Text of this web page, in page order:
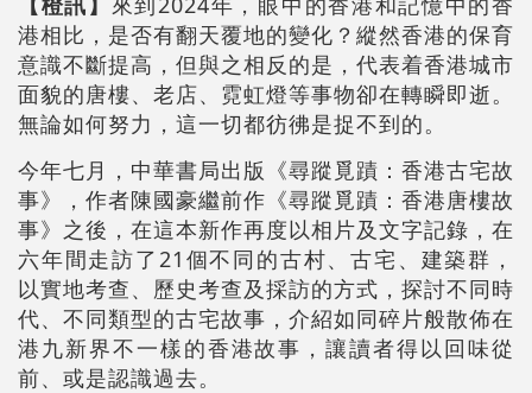
港相比，是否有翻天覆地的變化？縱然香港的保育
意識不斷提高，但與之相反的是，代表着香港城市
面貌的唐樓、老店、霓虹燈等事物卻在轉瞬即逝。
無論如何努力，這一切都彷彿是捉不到的。
今年七月，中華書局出版《尋蹤覓蹟：香港古宅故
事》，作者陳國豪繼前作《尋蹤覓蹟：香港唐樓故
事》之後，在這本新作再度以相片及文字記錄，在
六年間走訪了21個不同的古村、古宅、建築群，
以實地考查、歷史考查及採訪的方式，探討不同時
代、不同類型的古宅故事，介紹如同碎片般散佈在
港九新界不一樣的香港故事，讓讀者得以回味從
前、或是認識過去。